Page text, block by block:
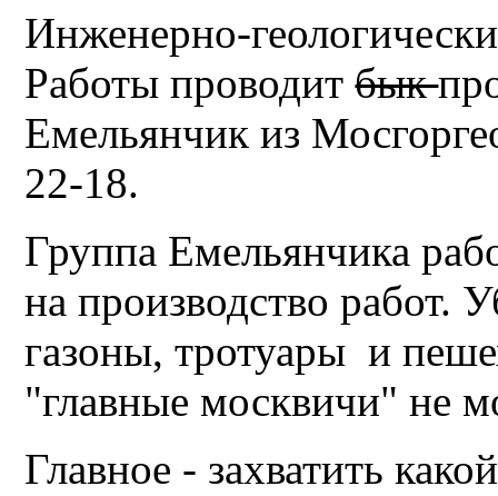
Инженерно-
Работы проводитбык
Емельянчик из
22-18.
Группа Емельянчика
на производство работ.
газоны, тротуары и
"главные москвичи" не
Главное - захватить